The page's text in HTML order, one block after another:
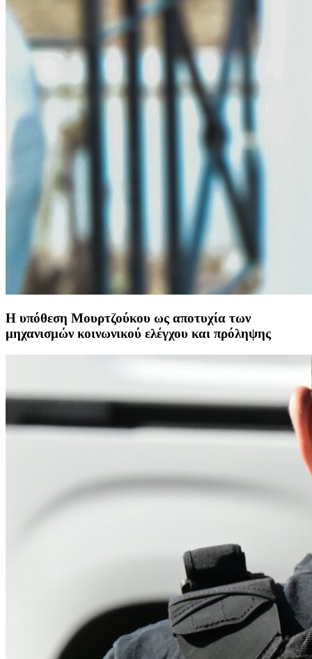
Η υπόθεση Μουρτζούκου ως αποτυχία των
μηχανισμών κοινωνικού ελέγχου και πρόληψης